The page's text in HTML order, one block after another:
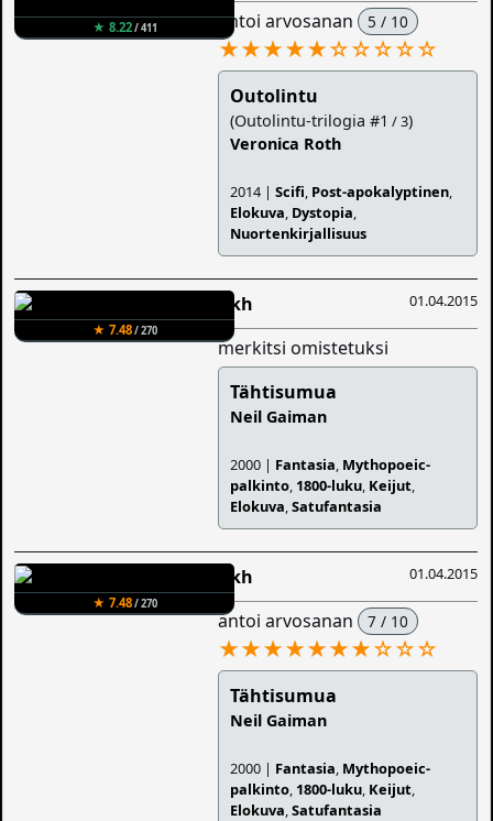
★ 8.22/ 411 antoi arvosanan 5 / 10
★★★★★☆☆☆☆☆
Outolintu
(Outolintu-trilogia #1 / 3)
Veronica Roth
2014 |Scifi, Post-apokalyptinen,
Elokuva, Dystopia,
Nuortenkirjallisuus
★ 7.48/ 270
01.04.2015
Iikh
merkitsi omistetuksi
Tähtisumua
Neil Gaiman
2000 | Fantasia, Mythopoeic-
palkinto, 1800-luku, Keijut,
Elokuva,Satufantasia
★ 7.48/ 270
01.04.2015
Iikh
antoi arvosanan 7 / 10
★★★★★★★☆☆☆
Tähtisumua
Neil Gaiman
2000 | Fantasia, Mythopoeic-
palkinto, 1800-luku, Keijut,
Elokuva,Satufantasia